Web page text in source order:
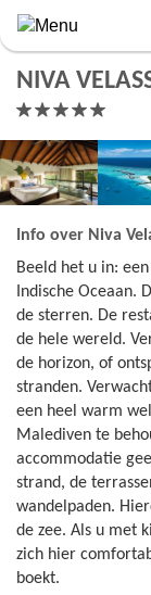
Overslaan
en
algemene
gaan
NIVA
Info over Niva
Beeld het u in:
Indische Oceaan.
de sterren. De
de hele wereld.
de horizon, of
stranden.
een heel warm
Malediven te
accommodatie
strand, de
wandelpaden.
de zee. Als u met
zich hier
boekt.